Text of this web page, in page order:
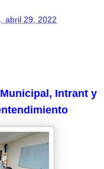
abril 29, 2022
Intrant y